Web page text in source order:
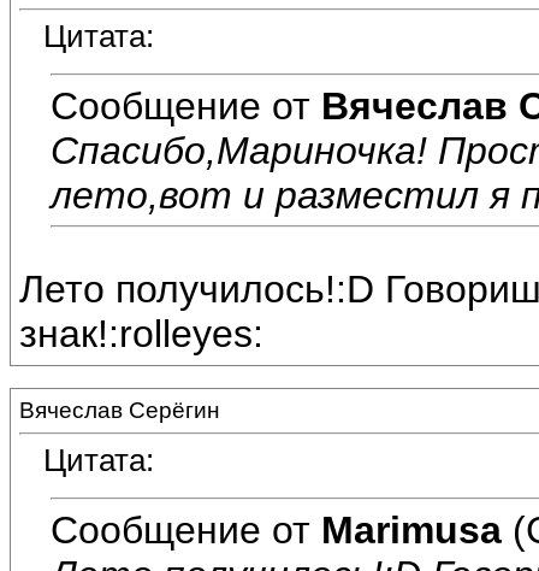
Цитата:
Сообщение от Вячеслав
Спасибо,Мариночка!
лето,вот и разместил я
Лето получилось!:D
знак!:rolleyes:
Вячеслав Серёгин
Цитата:
Сообщение от Marimusa